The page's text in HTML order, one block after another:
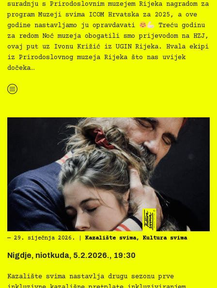
suradnju s Prirodoslovnim muzejem Rijeka nagradom za
program Muzeji svima ICOM Hrvatska za 2025, a ove
godine nastavljamo ju opravdavati
Treću godinu
za redom Noć muzeja obogatili smo prijevodom na HZJ,
ovaj put uz Ivonu Križić iz UGIN Rijeka. Hvala ekipi
iz Prirodoslovnog muzeja Rijeka što nas uvijek
dočeka…
“Treća po redu Inkluzivna Noć muzeja u Prirodoslovnom muzeju Rijeka”
― 29. siječnja 2026. Kazalište svima, Kultura svima
Nigdje, niotkuda, 5.2.2026., 19:30
Kazalište svima nastavlja drugu sezonu prve